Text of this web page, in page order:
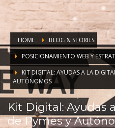
HOME
BLOG & STORIES
POSICIONAMIENTO WEB Y
KIT DIGITAL: AYUDAS A LA
AUTÓNOMOS
Kit Digital: Ayudas
de Pymes y